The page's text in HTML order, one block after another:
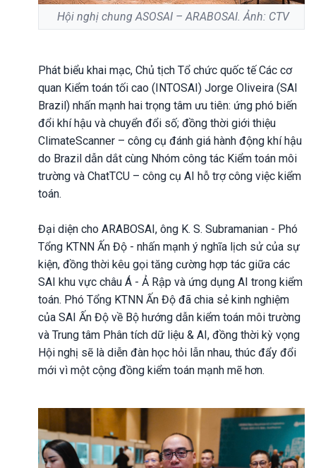
Hội nghị chung ASOSAI – ARABOSAI. Ảnh: CTV
Phát biểu khai mạc, Chủ tịch Tổ chức quốc tế Các cơ
quan Kiểm toán tối cao (INTOSAI) Jorge Oliveira (SAI
Brazil) nhấn mạnh hai trọng tâm ưu tiên: ứng phó biến
đổi khí hậu và chuyển đổi số; đồng thời giới thiệu
ClimateScanner – công cụ đánh giá hành động khí hậu
do Brazil dẫn dắt cùng Nhóm công tác Kiểm toán môi
trường và ChatTCU – công cụ AI hỗ trợ công việc kiểm
toán.
Đại diện cho ARABOSAI, ông K. S. Subramanian - Phó
Tổng KTNN Ấn Độ - nhấn mạnh ý nghĩa lịch sử của sự
kiện, đồng thời kêu gọi tăng cường hợp tác giữa các
SAI khu vực châu Á - Ả Rập và ứng dụng AI trong kiểm
toán. Phó Tổng KTNN Ấn Độ đã chia sẻ kinh nghiệm
của SAI Ấn Độ về Bộ hướng dẫn kiểm toán môi trường
và Trung tâm Phân tích dữ liệu & AI, đồng thời kỳ vọng
Hội nghị sẽ là diễn đàn học hỏi lẫn nhau, thúc đẩy đổi
mới vì một cộng đồng kiểm toán mạnh mẽ hơn.